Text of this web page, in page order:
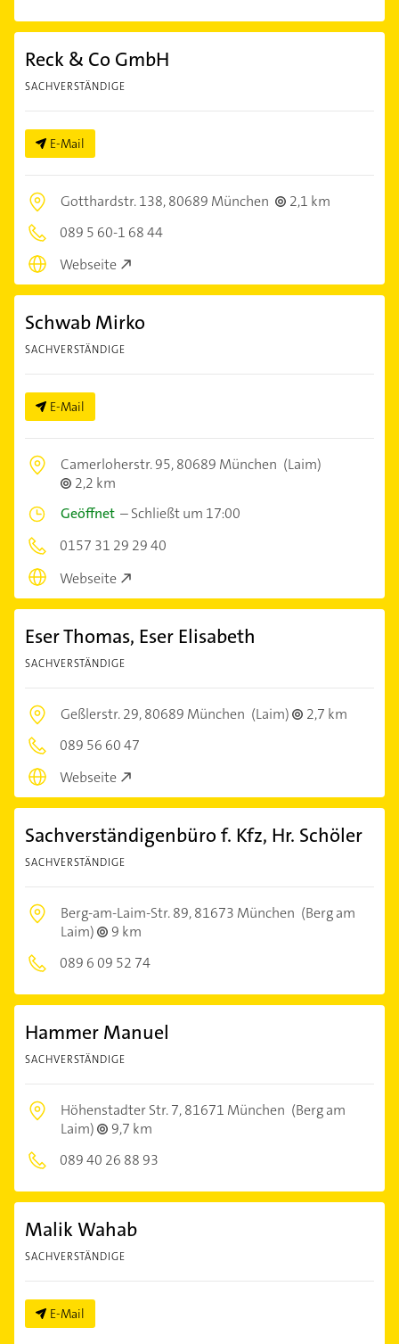
Reck & Co GmbH
SACHVERSTÄNDIGE
E-Mail
Gotthardstr. 138,80689 München
2,1 km
089 5 60-1 68 44
Webseite
Schwab Mirko
SACHVERSTÄNDIGE
E-Mail
Camerloherstr. 95,80689 München (Laim)
2,2 km
Geöffnet –Schließt um 17:00
0157 31 29 29 40
Webseite
Eser Thomas, Eser Elisabeth
SACHVERSTÄNDIGE
Geßlerstr. 29,80689 München (Laim)
2,7 km
089 56 60 47
Webseite
Sachverständigenbüro f. Kfz, Hr. Schöler
SACHVERSTÄNDIGE
Berg-am-Laim-Str. 89,81673 München (Berg am
Laim)
9 km
089 6 09 52 74
Hammer Manuel
SACHVERSTÄNDIGE
Höhenstadter Str. 7,81671 München (Berg am
Laim)
9,7 km
089 40 26 88 93
Malik Wahab
SACHVERSTÄNDIGE
E-Mail